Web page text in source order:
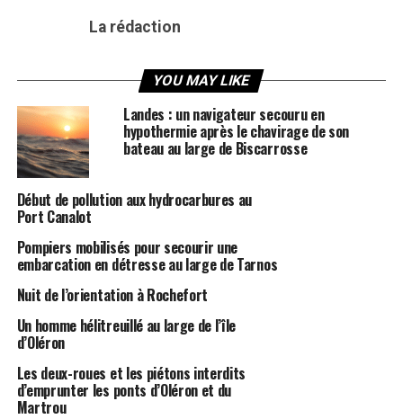
La rédaction
YOU MAY LIKE
Landes : un navigateur secouru en
hypothermie après le chavirage de son
bateau au large de Biscarrosse
Début de pollution aux hydrocarbures au
Port Canalot
Pompiers mobilisés pour secourir une
embarcation en détresse au large de Tarnos
Nuit de l’orientation à Rochefort
Un homme hélitreuillé au large de l’île
d’Oléron
Les deux-roues et les piétons interdits
d’emprunter les ponts d’Oléron et du
Martrou